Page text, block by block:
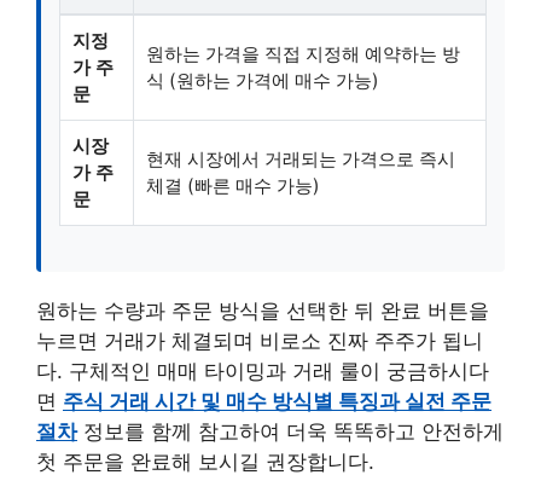
지정
가 주
문
원하는 가격을 직접 지정해 예약하는 방
식 (원하는 가격에 매수 가능)
시장
가 주
문
현재 시장에서 거래되는 가격으로 즉시
체결 (빠른 매수 가능)
원하는 수량과 주문 방식을 선택한 뒤 완료 버튼을
누르면 거래가 체결되며 비로소 진짜 주주가 됩니
다. 구체적인 매매 타이밍과 거래 룰이 궁금하시다
면 주식 거래 시간 및 매수 방식별 특징과 실전 주문
절차정보를 함께 참고하여 더욱 똑똑하고 안전하게
첫 주문을 완료해 보시길 권장합니다.